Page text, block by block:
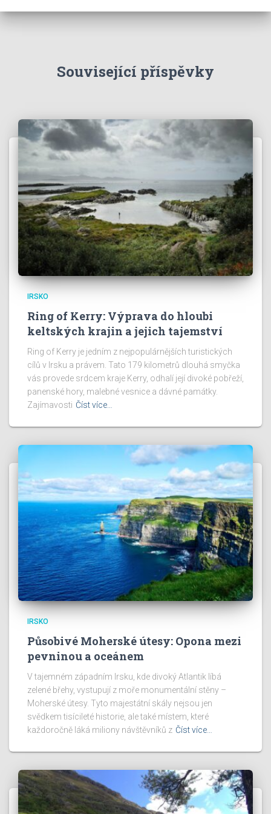
Související příspěvky
IRSKO
Ring of Kerry: Výprava do hloubi
keltských krajin a jejich tajemství
Ring of Kerry je jedním z nejpopulárnějších turistických
cílů v Irsku a právem. Tato 179 kilometrů dlouhá smyčka
vás provede srdcem kraje Kerry, odhalí její divoké pobřeží,
panenské hory, malebné vesnice a dávné památky.
Zajímavosti Číst více…
IRSKO
Působivé Moherské útesy: Opona mezi
pevninou a oceánem
V tajemném západním Irsku, kde divoký Atlantik líbá
zelené břehy, vystupují z moře monumentální stěny –
Moherské útesy. Tyto majestátní skály nejsou jen
svědkem tisícileté historie, ale také místem, které
každoročně láká miliony návštěvníků z Číst více…